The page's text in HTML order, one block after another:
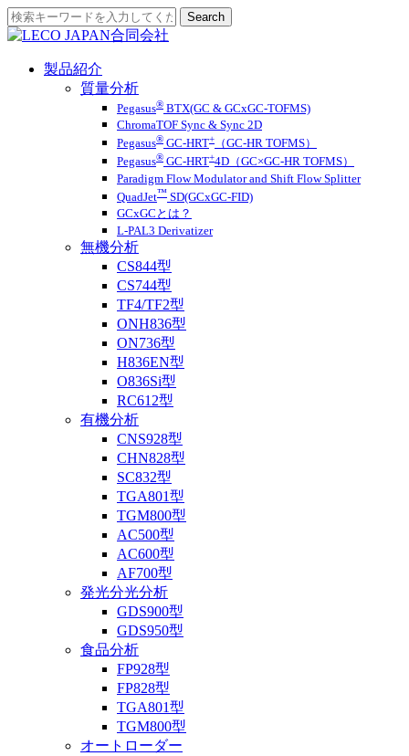
製品紹介
質量分析
Pegasus® BTX(GC & GCxGC-TOFMS)
ChromaTOF Sync & Sync 2D
Pegasus® GC-HRT+
（GC-HR TOFMS）
Pegasus® GC-HRT+4D（GC×GC-HR TOFMS）
Paradigm Flow Modulator and Shift Flow Splitter
QuadJet™ SD(GCxGC-FID)
GCxGCとは？
L-PAL3 Derivatizer
無機分析
CS844型
CS744型
TF4/TF2型
ONH836型
ON736型
H836EN型
O836Si型
RC612型
有機分析
CNS928型
CHN828型
SC832型
TGA801型
TGM800型
AC500型
AC600型
AF700型
発光分光分析
GDS900型
GDS950型
食品分析
FP928型
FP828型
TGA801型
TGM800型
オートローダー